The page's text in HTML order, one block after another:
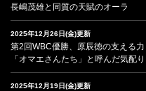
長嶋茂雄と同質の天賦のオーラ
2025年12月26日(金)更新
第2回WBC優勝、原辰徳の支える力
「オマエさんたち」と呼んだ気配り
2025年12月19日(金)更新